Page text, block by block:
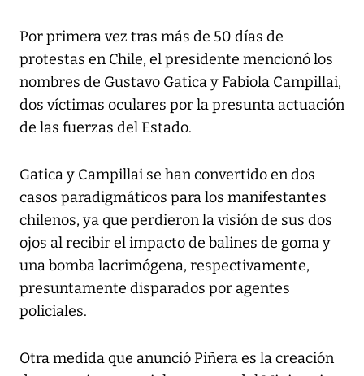
Por primera vez tras más de 50 días de
protestas en Chile, el presidente mencionó los
nombres de Gustavo Gatica y Fabiola Campillai,
dos víctimas oculares por la presunta actuación
de las fuerzas del Estado.
Gatica y Campillai se han convertido en dos
casos paradigmáticos para los manifestantes
chilenos, ya que perdieron la visión de sus dos
ojos al recibir el impacto de balines de goma y
una bomba lacrimógena, respectivamente,
presuntamente disparados por agentes
policiales.
Otra medida que anunció Piñera es la creación